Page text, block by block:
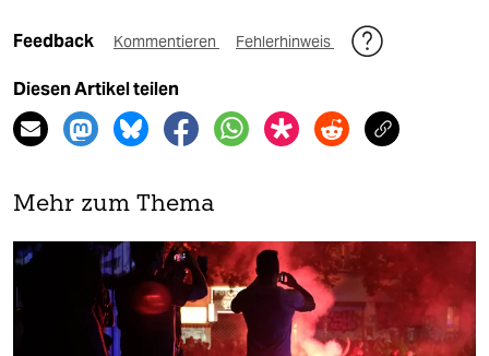
Feedback Kommentieren Fehlerhinweis
Diesen Artikel teilen
Mehr zum Thema